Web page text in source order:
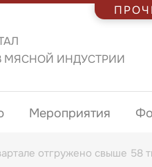
МЯСНОЙ ИНДУСТРИИ
Мероприятия
отгружено свыше 58